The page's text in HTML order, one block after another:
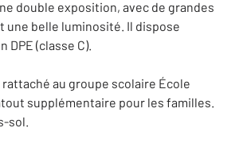
double exposition, avec de grandes
une belle luminosité. Il dispose
DPE (classe C).
au groupe scolaire École
supplémentaire pour les familles.
sol.